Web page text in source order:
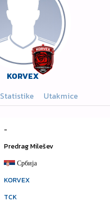
KORVEX
Statistike Utakmice
-
Predrag Milešev
Србија
KORVEX
TCK